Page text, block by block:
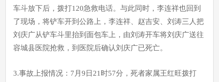
车斗放下后，拨打120急救电话。与此同时，李连祥也回到
了现场，将铲车开到公路上，李连祥、赵吉安、刘涛三人把
刘庆广从铲车斗里抬到面包车上，由刘涛开车将刘庆广送往
容城县医院抢救，到医院后确认刘庆广已死亡。
3.事故上报情况：7月9日21时57分，死者家属王红旺拨打